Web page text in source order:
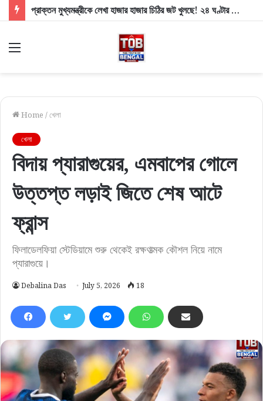
প্রাক্তন মুখ্যমন্ত্রীকে লেখা হাজার হাজার চিঠির জট খুলছে! ২৪ ঘণ্টার মধ্যে উত্তর দেওয়ার কড়া নির্দেশ স্বাস্থ্যমন্ত্রীর
Menu
Home /খেলা
খেলা
বিদায় প্যারাগুয়ের, এমবাপের গোলে
উত্তপ্ত লড়াই জিতে শেষ আটে
ফ্রান্স
ফিলাডেলফিয়া স্টেডিয়ামে শুরু থেকেই রক্ষণাত্মক কৌশল নিয়ে নামে
প্যারাগুয়ে।
Debalina Das July 5, 2026 18